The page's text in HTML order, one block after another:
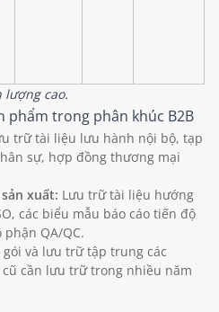
lượng cao.
phẩm trong phân khúc B2B
trữ tài liệu lưu hành nội bộ, tạp
sự, hợp đồng thương mại
xuất: Lưu trữ tài liệu hướng
các biểu mẫu báo cáo tiến độ
QA/QC.
và lưu trữ tập trung các
cần lưu trữ trong nhiều năm